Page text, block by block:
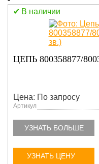
В наличии
ЦЕПЬ 800358877/
Цена: По запросу
Артикул
УЗНАТЬ БОЛЬШЕ
УЗНАТЬ ЦЕНУ